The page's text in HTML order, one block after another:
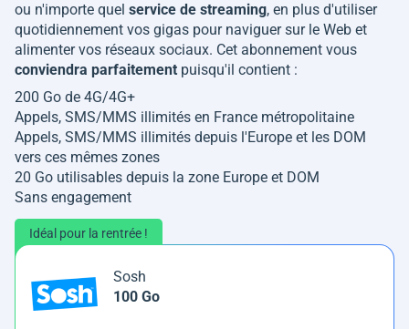
ou n'importe quel service de streaming, en plus d'utiliser
quotidiennement vos gigas pour naviguer sur le Web et
alimenter vos réseaux sociaux. Cet abonnement vous
conviendra parfaitement puisqu'il contient :
200 Go de 4G/4G+
Appels, SMS/MMS illimités en France métropolitaine
Appels, SMS/MMS illimités depuis l'Europe et les DOM
vers ces mêmes zones
20 Go utilisables depuis la zone Europe et DOM
Sans engagement
Idéal pour la rentrée !
Sosh
100 Go